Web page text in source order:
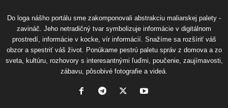
Do loga nášho portálu sme zakomponovali abstrakciu maliarskej palety -
zavináč. Jeho netradičný tvar symbolizuje informácie v digitálnom
prostredí, informácie v kocke, vír informácií. Snažíme sa rozšíriť váš
obzor a spestriť váš život. Ponúkame pestrú paletu správ z domova a zo
sveta, kultúru, rozhovory s interesantnými ľuďmi, poučenie, zaujímavosti,
zábavu, pôsobivé fotografie a videá.